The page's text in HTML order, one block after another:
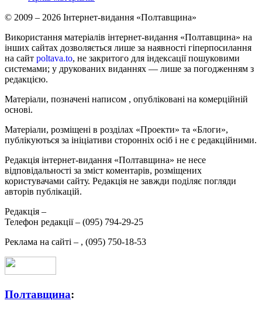
© 2009 – 2026 Інтернет-видання «Полтавщина»
Використання матеріалів інтернет-видання «Полтавщина» на
інших сайтах дозволяється лише за наявності гіперпосилання
на сайт poltava.to, не закритого для індексації пошуковими
системами; у друкованих виданнях — лише за погодженням з
редакцією.
Матеріали, позначені написом , опубліковані на комерційній
основі.
Матеріали, розміщені в розділах «Проекти» та «Блоги»,
публікуються за ініціативи сторонніх осіб і не є редакційними.
Редакція інтернет-видання «Полтавщина» не несе
відповідальності за зміст коментарів, розміщених
користувачами сайту. Редакція не завжди поділяє погляди
авторів публікацій.
Редакція –
Телефон редакції – (095) 794-29-25
Реклама на сайті – , (095) 750-18-53
Полтавщина: